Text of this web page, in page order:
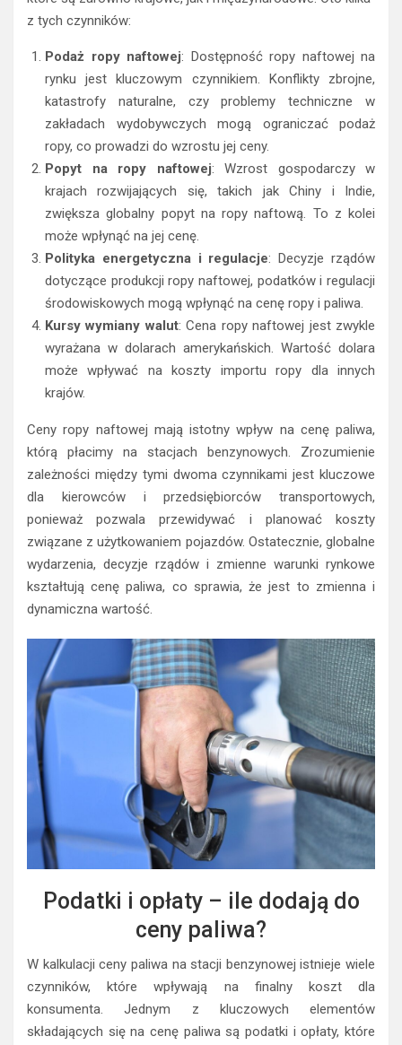
z tych czynników:
Podaż ropy naftowej: Dostępność ropy naftowej na
rynku jest kluczowym czynnikiem. Konflikty zbrojne,
katastrofy naturalne, czy problemy techniczne w
zakładach wydobywczych mogą ograniczać podaż
ropy, co prowadzi do wzrostu jej ceny.
Popyt na ropy naftowej: Wzrost gospodarczy w
krajach rozwijających się, takich jak Chiny i Indie,
zwiększa globalny popyt na ropy naftową. To z kolei
może wpłynąć na jej cenę.
Polityka energetyczna i regulacje: Decyzje rządów
dotyczące produkcji ropy naftowej, podatków i regulacji
środowiskowych mogą wpłynąć na cenę ropy i paliwa.
Kursy wymiany walut: Cena ropy naftowej jest zwykle
wyrażana w dolarach amerykańskich. Wartość dolara
może wpływać na koszty importu ropy dla innych
krajów.
Ceny ropy naftowej mają istotny wpływ na cenę paliwa,
którą płacimy na stacjach benzynowych. Zrozumienie
zależności między tymi dwoma czynnikami jest kluczowe
dla kierowców i przedsiębiorców transportowych,
ponieważ pozwala przewidywać i planować koszty
związane z użytkowaniem pojazdów. Ostatecznie, globalne
wydarzenia, decyzje rządów i zmienne warunki rynkowe
kształtują cenę paliwa, co sprawia, że jest to zmienna i
dynamiczna wartość.
Podatki i opłaty – ile dodają do
ceny paliwa?
W kalkulacji ceny paliwa na stacji benzynowej istnieje wiele
czynników, które wpływają na finalny koszt dla
konsumenta. Jednym z kluczowych elementów
składających się na cenę paliwa są podatki i opłaty, które